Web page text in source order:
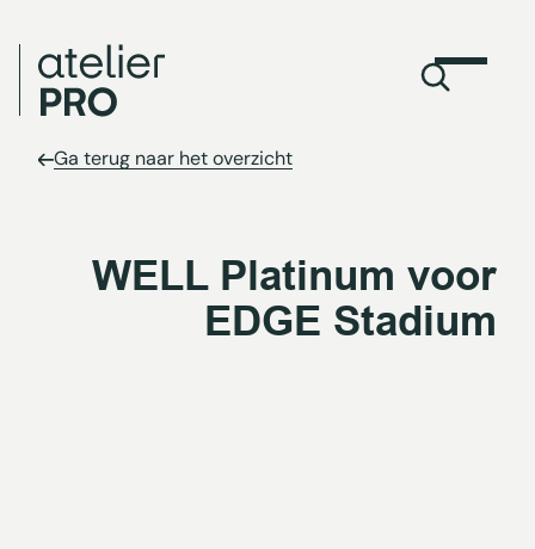
Ga terug naar het overzicht
WELL Platinum voor
EDGE Stadium